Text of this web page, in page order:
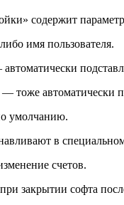
содержит
имя пользователя.
— тоже автоматически
умолчанию.
в
счетов.
закрытии софта